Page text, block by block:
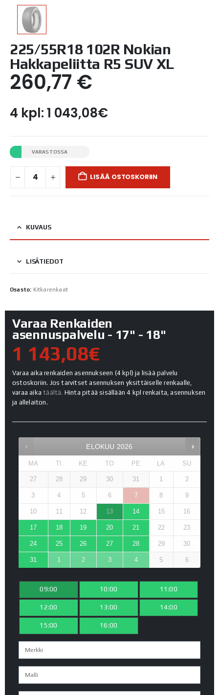
225/55R18 102R Nokian
Hakkapeliitta R5 SUV XL
260,77 €
4 kpl: 1 043,08€
VARASTOSSA
LISÄÄ OSTOSKORIIN
KUVAUS
LISÄTIEDOT
Osasto: Kitkarenkaat
Varaa Renkaiden
asennuspalvelu - 17" - 18"
1 143,08€
Varaa aika renkaiden asennukseen (4 kpl) ja lisää palvelu
ostoskoriin. Jos tarvitset asennuksen yksittäiselle renkaalle,
varaa aikatäältä. Hinta pitää sisällään 4 kpl renkaita, asennuksen
ja allelaiton.
ELOKUU 2026
MA TI KE TO PE LA SU
27 28 29 30 31 1 2
3 4 5 6 7 8 9
10 11 12 13 14 15 16
17 18 19 20 21 22 23
24 25 26 27 28 29 30
31 1 2 3 4 5 6
09:00 10:00 11:00
12:00 13:00 14:00
15:00 16:00